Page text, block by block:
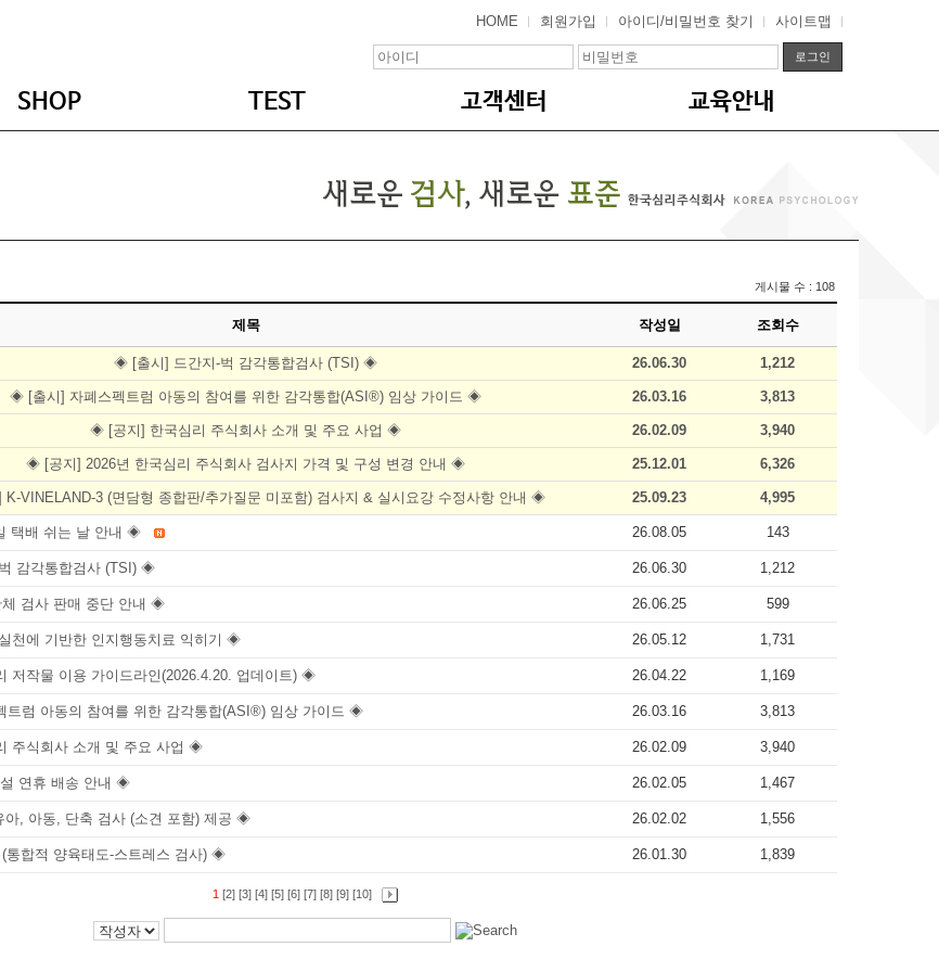
HOME 회원가입 아이디/비밀번호 찾기 사이트맵
SHOP TEST 고객센터 교육안내
게시물 수 : 108
제목 작성일 조회수
◈ [출시] 드간지-벅 감각통합검사 (TSI) ◈ 26.06.30 1,212
◈ [출시] 자폐스펙트럼 아동의 참여를 위한 감각통합(ASI®) 임상 가이드 ◈ 26.03.16 3,813
◈ [공지] 한국심리 주식회사 소개 및 주요 사업 ◈ 26.02.09 3,940
◈ [공지] 2026년 한국심리 주식회사 검사지 가격 및 구성 변경 안내 ◈ 25.12.01 6,326
VINELAND-3 (면담형 종합판/추가질문 미포함) 검사지 & 실시요강 수정사항 안내 ◈ 25.09.23 4,995
택배 쉬는 날 안내 ◈ 26.08.05 143
감각통합검사 (TSI) ◈ 26.06.30 1,212
검사 판매 중단 안내 ◈ 26.06.25 599
천에 기반한 인지행동치료 익히기 ◈ 26.05.12 1,731
저작물 이용 가이드라인(2026.4.20. 업데이트) ◈ 26.04.22 1,169
럼 아동의 참여를 위한 감각통합(ASI®) 임상 가이드 ◈ 26.03.16 3,813
주식회사 소개 및 주요 사업 ◈ 26.02.09 3,940
연휴 배송 안내 ◈ 26.02.05 1,467
, 아동, 단축 검사 (소견 포함) 제공 ◈ 26.02.02 1,556
합적 양육태도-스트레스 검사) ◈ 26.01.30 1,839
1 [2] [3] [4] [5] [6] [7] [8] [9] [10]